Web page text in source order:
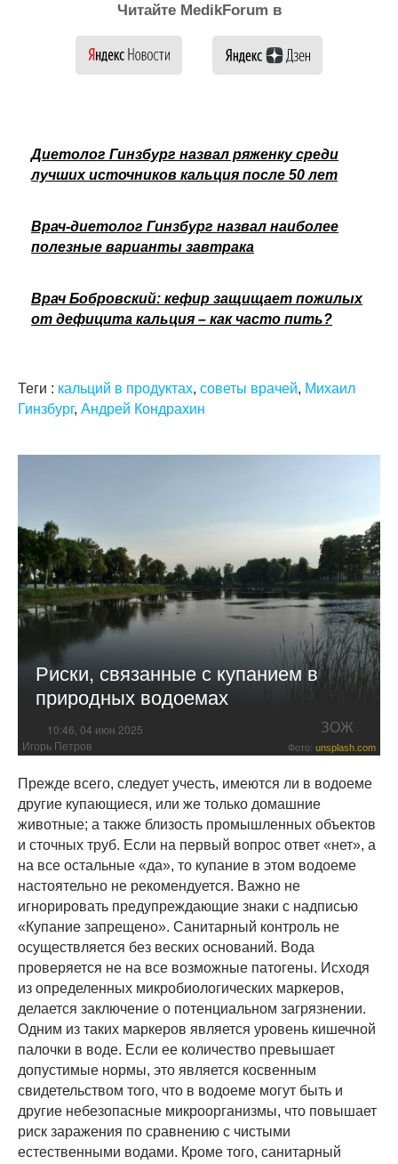
Читайте MedikForum в
Диетолог Гинзбург назвал ряженку среди
лучших источников кальция после 50 лет
Врач-диетолог Гинзбург назвал наиболее
полезные варианты завтрака
Врач Бобровский: кефир защищает пожилых
от дефицита кальция – как часто пить?
Теги : кальций в продуктах, советы врачей, Михаил
Гинзбург, Андрей Кондрахин
Риски, связанные с купанием в
природных водоемах
10:46, 04 июн 2025 ЗОЖ
Игорь Петров Фото: unsplash.com
Прежде всего, следует учесть, имеются ли в водоеме
другие купающиеся, или же только домашние
животные; а также близость промышленных объектов
и сточных труб. Если на первый вопрос ответ «нет», а
на все остальные «да», то купание в этом водоеме
настоятельно не рекомендуется. Важно не
игнорировать предупреждающие знаки с надписью
«Купание запрещено». Санитарный контроль не
осуществляется без веских оснований. Вода
проверяется не на все возможные патогены. Исходя
из определенных микробиологических маркеров,
делается заключение о потенциальном загрязнении.
Одним из таких маркеров является уровень кишечной
палочки в воде. Если ее количество превышает
допустимые нормы, это является косвенным
свидетельством того, что в водоеме могут быть и
другие небезопасные микроорганизмы, что повышает
риск заражения по сравнению с чистыми
естественными водами. Кроме того, санитарный